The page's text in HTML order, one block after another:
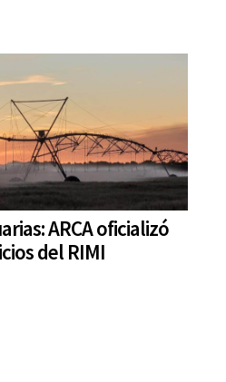
ARCA oficializó
del RIMI